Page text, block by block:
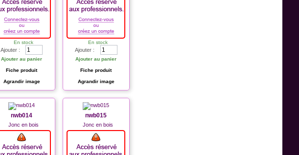
En stock
Ajouter :
Ajouter au panier
Fiche produit
Agrandir image
En stock
Ajouter :
Ajouter au panier
Fiche produit
Agrandir image
nwb014
Jonc en bois
nwb015
Jonc en bois